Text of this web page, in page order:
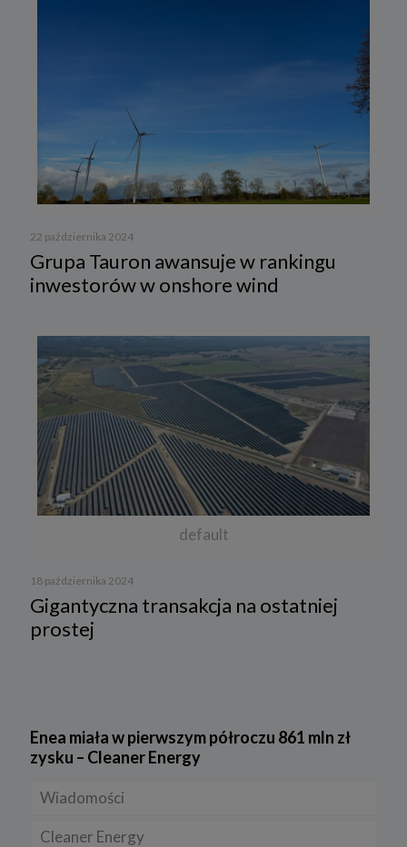
22 października 2024
Grupa Tauron awansuje w rankingu
inwestorów w onshore wind
default
18 października 2024
Gigantyczna transakcja na ostatniej
prostej
Enea miała w pierwszym półroczu 861 mln zł
zysku – Cleaner Energy
Wiadomości
Firmy
Cleaner Energy